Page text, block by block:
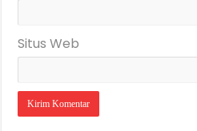
Situs Web